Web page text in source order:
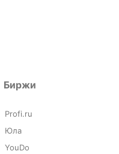
Биржи
Profi.ru
Юла
YouDo